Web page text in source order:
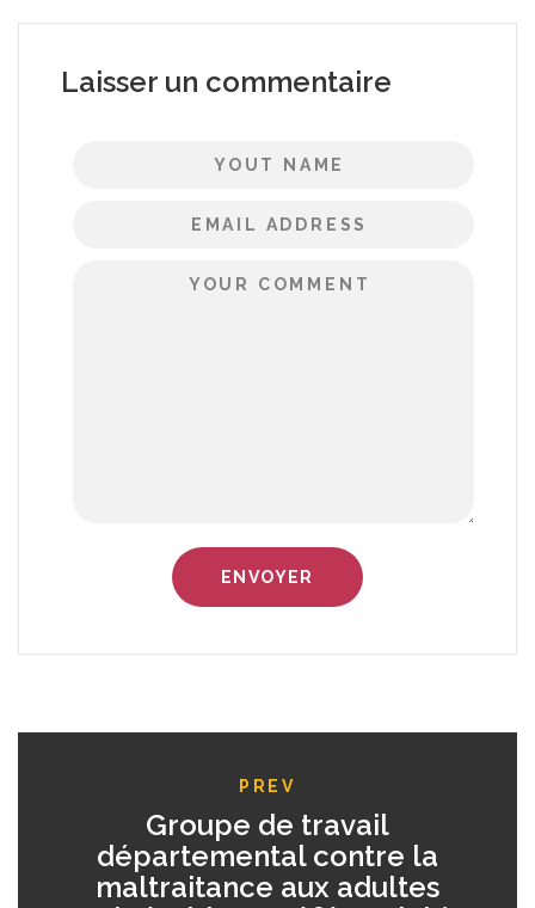
Laisser un commentaire
PREV
Groupe de travail
départemental contre la
maltraitance aux adultes